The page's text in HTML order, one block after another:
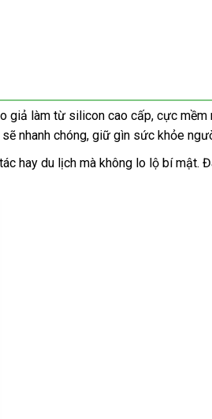
giả làm từ silicon cao cấp, cực mềm
nhanh chóng, giữ gìn sức khỏe
hay du lịch mà không lo lộ bí mật.